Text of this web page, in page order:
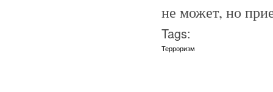
не может, но
Tags:
Терроризм